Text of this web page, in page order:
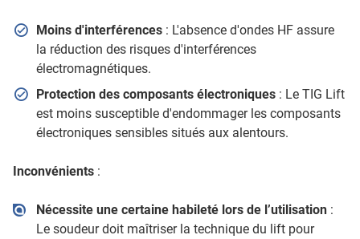
Moins d'interférences: L'absence d'ondes HF assure
la réduction des risques d'interférences
électromagnétiques.
Protection des composants électroniques: Le TIG Lift
est moins susceptible d'endommager les composants
électroniques sensibles situés aux alentours.
Inconvénients :
Nécessite une certaine habileté lors de l’utilisation:
Le soudeur doit maîtriser la technique du lift pour